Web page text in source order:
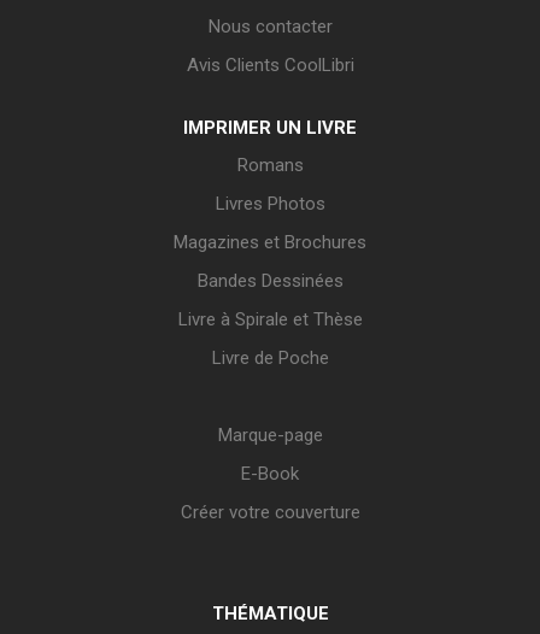
Nous contacter
Avis Clients CoolLibri
IMPRIMER UN LIVRE
Romans
Livres Photos
Magazines et Brochures
Bandes Dessinées
Livre à Spirale et Thèse
Livre de Poche
Marque-page
E-Book
Créer votre couverture
THÉMATIQUE